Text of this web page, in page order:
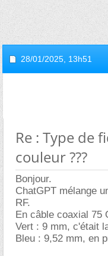
28/01/2025, 13h51
Re : Type de
couleur ???
Bonjour.
ChatGPT mélange
RF.
En câble coaxial 75
Vert : 9 mm, c'était
Bleu : 9,52 mm, en